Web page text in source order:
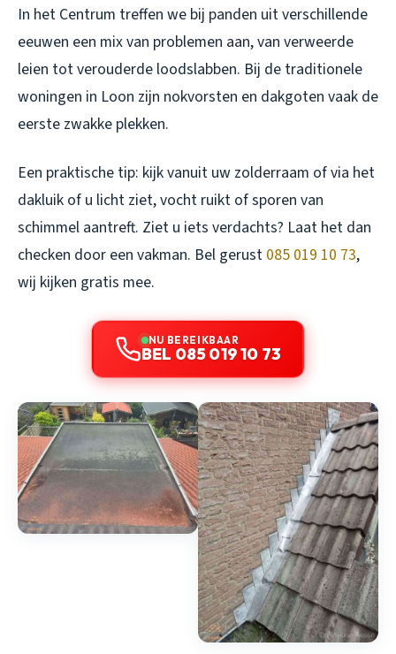
In het Centrum treffen we bij panden uit verschillende
eeuwen een mix van problemen aan, van verweerde
leien tot verouderde loodslabben. Bij de traditionele
woningen in Loon zijn nokvorsten en dakgoten vaak de
eerste zwakke plekken.
Een praktische tip: kijk vanuit uw zolderraam of via het
dakluik of u licht ziet, vocht ruikt of sporen van
schimmel aantreft. Ziet u iets verdachts? Laat het dan
checken door een vakman. Bel gerust 085 019 10 73,
wij kijken gratis mee.
NU BEREIKBAAR
BEL 085 019 10 73